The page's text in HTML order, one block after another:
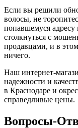
Если вы решили
волосы, не
попавшемуся
столкнуться с
продавцами, и в
ничего.
Наш интернет-
надежности и
в Краснодаре и
справедливые цены.
Вопросы-